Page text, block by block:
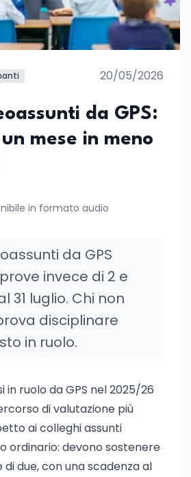
20/05/2026
da GPS:
mese in meno
in formato audio
da GPS
invece di 2 e
31 luglio. Chi non
disciplinare
in ruolo.
in ruolo da GPS nel 2025/26
di valutazione più
ai colleghi assunti
ordinario: devono sostenere
di due, con una scadenza al